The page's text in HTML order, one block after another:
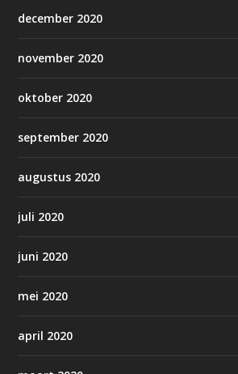
december 2020
november 2020
oktober 2020
september 2020
augustus 2020
juli 2020
juni 2020
mei 2020
april 2020